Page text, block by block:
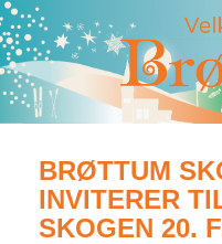
BRØTTUM
INVITERER
SKOGEN 20.